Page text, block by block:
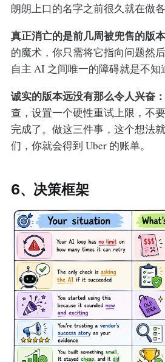
朗朗上口的名字之前很久就在做各
真正消亡的是前几周被兜售的版
的魔术，你只需将它指向问题然
自主 AI 之间唯一的障碍就是不知
诚实的版本远没有那么令人兴奋：
查，设置一个硬性重试上限，不
完成了。做这三件事，这个想法
们，你就会得到 Uber 的账单。
6、决策框架